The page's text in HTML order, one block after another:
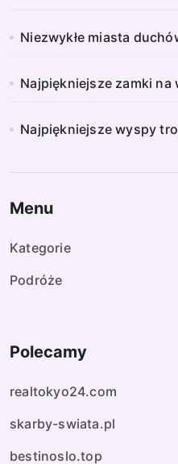
Niezwykłe miasta
Najpiękniejsze zamki na
Najpiękniejsze wyspy
Menu
Kategorie
Podróże
Polecamy
realtokyo24.com
skarby-swiata.pl
bestinoslo.top